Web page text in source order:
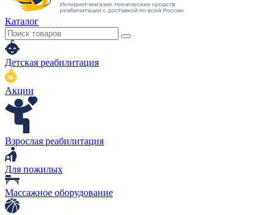
Каталог
Детская реабилитация
Акции
Взрослая реабилитация
Для пожилых
Массажное оборудование